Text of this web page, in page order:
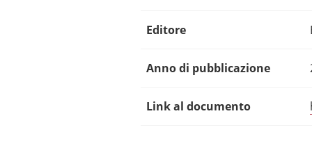
Editore
Anno di pubblicazione
Link al documento